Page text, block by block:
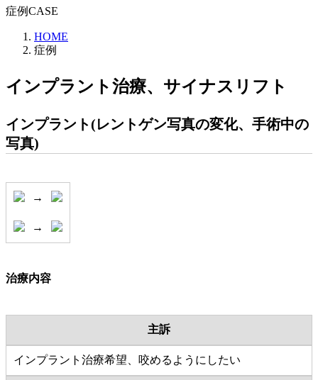
症例CASE
HOME
症例
インプラント治療、サイナスリフト
インプラント(レントゲン写真の変化、手術中の
写真)
→
→
治療内容
主訴
インプラント治療希望、咬めるようにしたい